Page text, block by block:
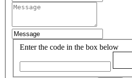
Enter the code in the box below